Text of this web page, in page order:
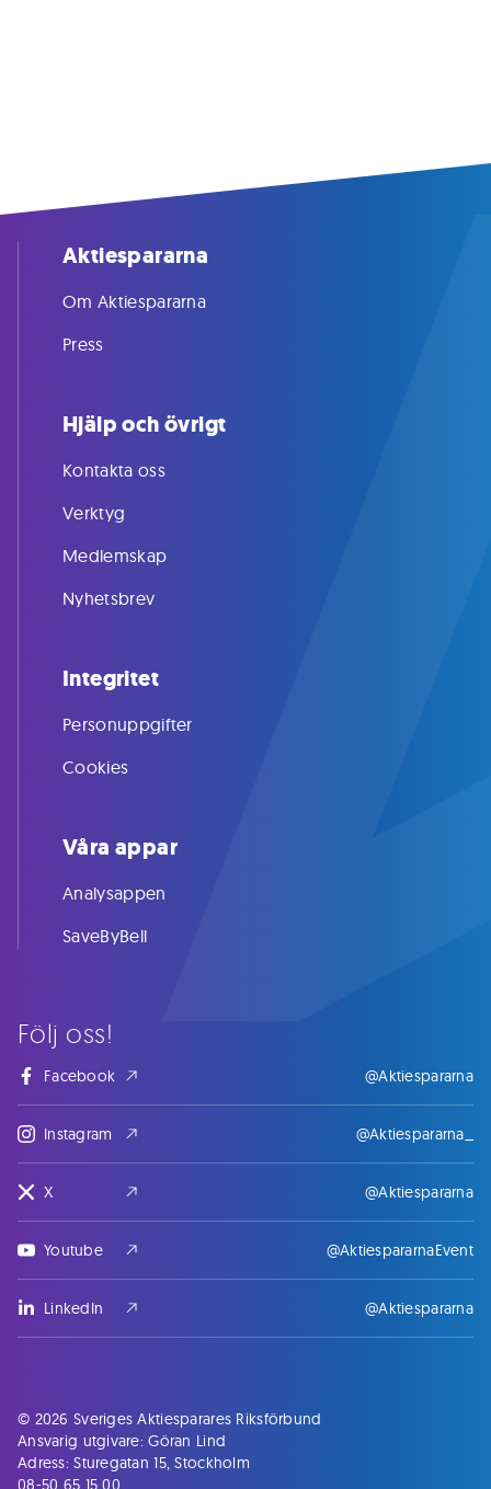
Följ oss!
Facebook @Aktiespararna
Instagram @Aktiespararna_
X @Aktiespararna
Youtube @AktiespararnaEvent
LinkedIn @Aktiespararna
Aktiespararna
Om Aktiespararna
Press
Hjälp och övrigt
Kontakta oss
Verktyg
Medlemskap
Nyhetsbrev
Integritet
Personuppgifter
Cookies
Våra appar
Analysappen
SaveByBell
© 2026 Sveriges Aktiesparares Riksförbund
Ansvarig utgivare: Göran Lind
Adress: Sturegatan 15, Stockholm
08-50 65 15 00